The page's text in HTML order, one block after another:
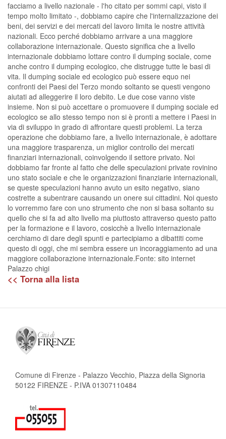
facciamo a livello nazionale - l'ho citato per sommi capi, visto il
tempo molto limitato -, dobbiamo capire che l'internalizzazione dei
beni, dei servizi e dei mercati del lavoro limita le nostre attività
nazionali. Ecco perché dobbiamo arrivare a una maggiore
collaborazione internazionale. Questo significa che a livello
internazionale dobbiamo lottare contro il dumping sociale, come
anche contro il dumping ecologico, che distrugge tutte le basi di
vita. Il dumping sociale ed ecologico può essere equo nei
confronti dei Paesi del Terzo mondo soltanto se questi vengono
aiutati ad alleggerire il loro debito. Le due cose vanno viste
insieme. Non si può accettare o promuovere il dumping sociale ed
ecologico se allo stesso tempo non si è pronti a mettere i Paesi in
via di sviluppo in grado di affrontare questi problemi. La terza
operazione che dobbiamo fare, a livello internazionale, è adottare
una maggiore trasparenza, un miglior controllo dei mercati
finanziari internazionali, coinvolgendo il settore privato. Noi
dobbiamo far fronte al fatto che delle speculazioni private rovinino
uno stato sociale e che le organizzazioni finanziarie internazionali,
se queste speculazioni hanno avuto un esito negativo, siano
costrette a subentrare causando un onere sui cittadini. Noi questo
lo vorremmo fare con uno strumento che non si basa soltanto su
quello che si fa ad alto livello ma piuttosto attraverso questo patto
per la formazione e il lavoro, cosicchè a livello internazionale
cerchiamo di dare degli spunti e partecipiamo a dibattiti come
questo di oggi, che mi sembra essere un incoraggiamento ad una
maggiore collaborazione internazionale.Fonte: sito internet
Palazzo chigi
<< Torna alla lista
Comune di Firenze - Palazzo Vecchio, Piazza della Signoria
50122 FIRENZE - P.IVA 01307110484